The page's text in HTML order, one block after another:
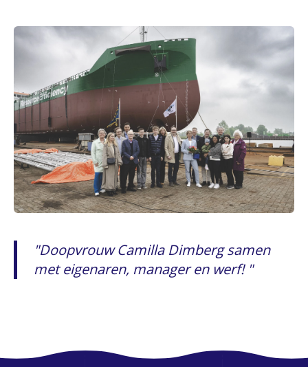
Doopvrouw Camilla Dimberg samen
met eigenaren, manager en werf!